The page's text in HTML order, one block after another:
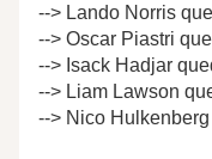
--> Lando Norris
--> Oscar Piastri
--> Isack Hadjar
--> Liam Lawson
--> Nico